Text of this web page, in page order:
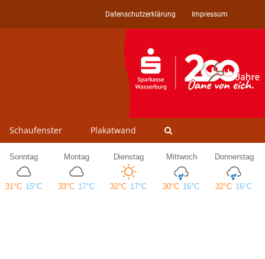
Datenschutzerklärung Impressum
Schaufenster Plakatwand